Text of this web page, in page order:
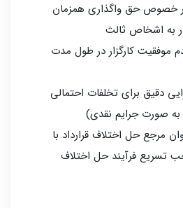
خصوص حق واگذاری همزمان
به اشخاص ثالث
موفقیت کارگزار در طول مدت
دقیق برای تخلفات احتمالی
به صورت جرایم نقدی)
مرجع حل اختلاف قرارداد با
تسریع فرآیند حل اختلاف